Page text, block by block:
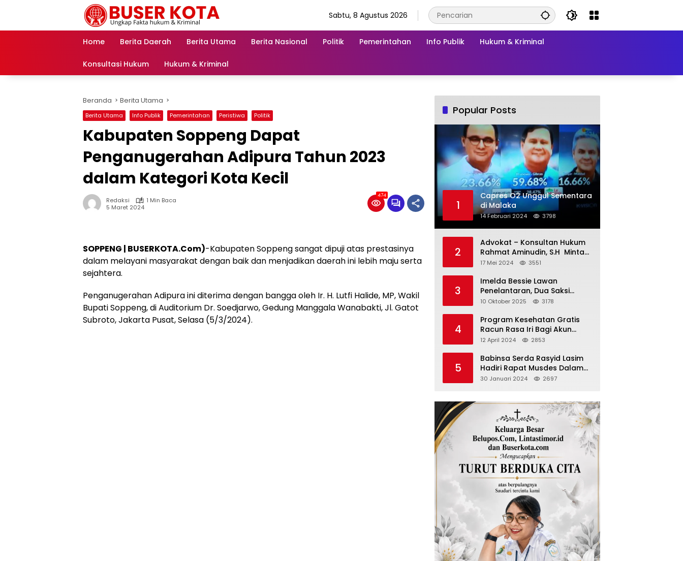
Sabtu, 8 Agustus 2026
Home Berita Daerah Berita Utama Berita Nasional Politik Pemerintahan Info Publik Hukum & Kriminal
Konsultasi Hukum Hukum & Kriminal
Beranda Berita Utama
Berita Utama Info Publik Pemerintahan Peristiwa Politik
Kabupaten Soppeng Dapat
Penganugerahan Adipura Tahun 2023
dalam Kategori Kota Kecil
Redaksi
1 Min Baca
5 Maret 2024
474
SOPPENG | BUSERKOTA.Com)-Kabupaten Soppeng sangat dipuji atas prestasinya
dalam melayani masyarakat dengan baik dan menjadikan daerah ini lebih maju serta
sejahtera.
Penganugerahan Adipura ini diterima dengan bangga oleh Ir. H. Lutfi Halide, MP, Wakil
Bupati Soppeng, di Auditorium Dr. Soedjarwo, Gedung Manggala Wanabakti, Jl. Gatot
Subroto, Jakarta Pusat, Selasa (5/3/2024).
Popular Posts
1
Capres O2 Unggul Sementara
di Malaka
14 Februari 2024 3798
2
Advokat – Konsultan Hukum
Rahmat Aminudin, S.H Minta
“Polisi Segara Tuntaskan
17 Mei 2024 3551
3
Imelda Bessie Lawan
Penelantaran, Dua Saksi
Diperiksa
10 Oktober 2025 3178
4
Program Kesehatan Gratis
Racun Rasa Iri Bagi Akun
Palsu Medsos
12 April 2024 2853
5
Babinsa Serda Rasyid Lasim
Hadiri Rapat Musdes Dalam
Pebahasan RAPBDES Bereliku
30 Januari 2024 2697